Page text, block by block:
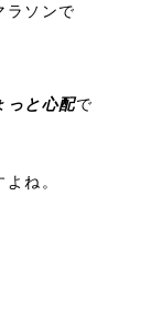
ラソンで
っと心配で
ね。